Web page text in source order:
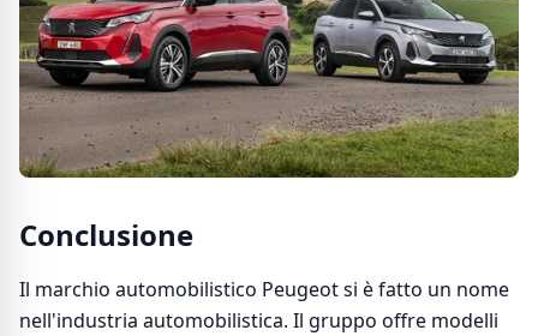
Conclusione
Il marchio automobilistico Peugeot si è fatto un nome
nell'industria automobilistica. Il gruppo offre modelli